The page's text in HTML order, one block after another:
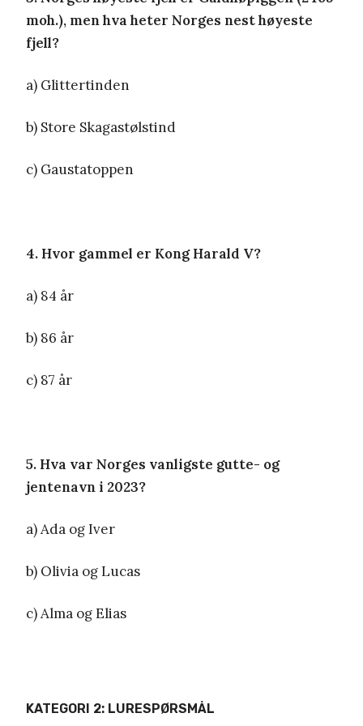
moh.), men hva heter Norges nest høyeste
fjell?
a) Glittertinden
b) Store Skagastølstind
c) Gaustatoppen
4. Hvor gammel er Kong Harald V?
a) 84 år
b) 86 år
c) 87 år
5. Hva var Norges vanligste gutte- og
jentenavn i 2023?
a) Ada og Iver
b) Olivia og Lucas
c) Alma og Elias
KATEGORI 2: LURESPØRSMÅL